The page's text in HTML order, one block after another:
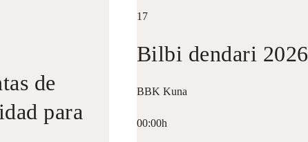
de
para
17
Bilbi dendari 2026
BBK Kuna
00:00h